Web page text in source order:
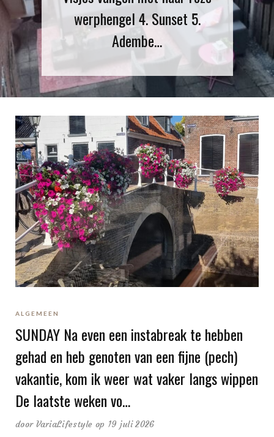
Sunset 5.
ALGEMEEN
SUNDAY Na even een instabreak te hebben
gehad en heb genoten van een fijne (pech)
vakantie, kom ik weer wat vaker langs wippen
De laatste weken vo…
door VariaLifestyle op 19 juli 2026